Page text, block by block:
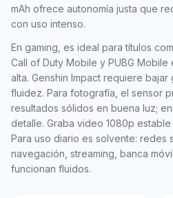
mAh ofrece autonomía justa que
con uso intenso.
En gaming, es ideal para títulos
Call of Duty Mobile y PUBG
alta. Genshin Impact requiere
fluidez. Para fotografía, el sensor
resultados sólidos en buena luz;
detalle. Graba video 1080p
Para uso diario es solvente: redes
navegación, streaming, banca
funcionan fluidos.